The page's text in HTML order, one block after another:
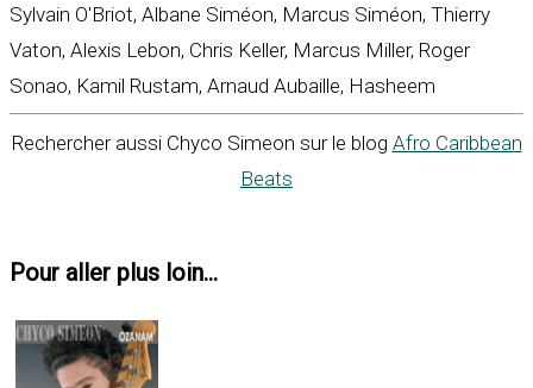
Sylvain O'Briot, Albane Siméon, Marcus Siméon, Thierry
Vaton, Alexis Lebon, Chris Keller, Marcus Miller, Roger
Sonao, Kamil Rustam, Arnaud Aubaille, Hasheem
Rechercher aussi Chyco Simeon sur le blog Afro Caribbean
Beats
Pour aller plus loin...